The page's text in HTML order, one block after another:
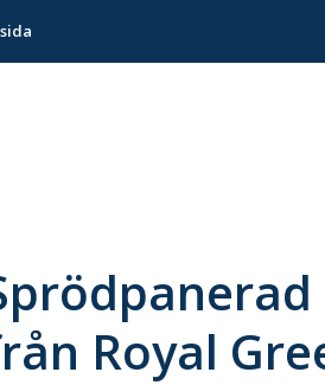
Royal